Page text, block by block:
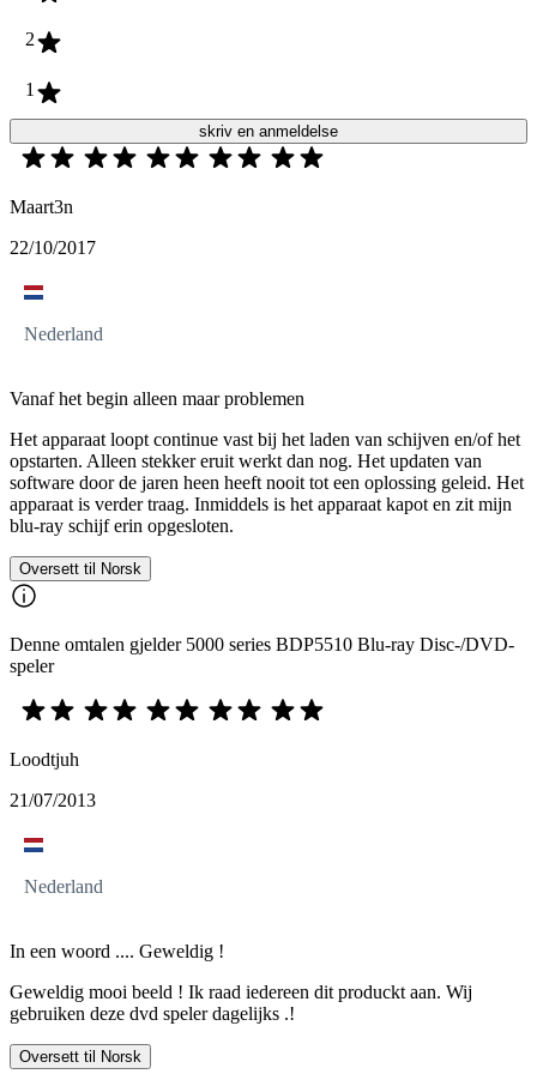
2
1
skriv en anmeldelse
Maart3n
22/10/2017
Nederland
Vanaf het begin alleen maar problemen
Het apparaat loopt continue vast bij het laden van schijven en/of het
opstarten. Alleen stekker eruit werkt dan nog. Het updaten van
software door de jaren heen heeft nooit tot een oplossing geleid. Het
apparaat is verder traag. Inmiddels is het apparaat kapot en zit mijn
blu-ray schijf erin opgesloten.
Oversett til Norsk
Denne omtalen gjelder 5000 series BDP5510 Blu-ray Disc-/DVD-
speler
Loodtjuh
21/07/2013
Nederland
In een woord .... Geweldig !
Geweldig mooi beeld ! Ik raad iedereen dit produckt aan. Wij
gebruiken deze dvd speler dagelijks .!
Oversett til Norsk